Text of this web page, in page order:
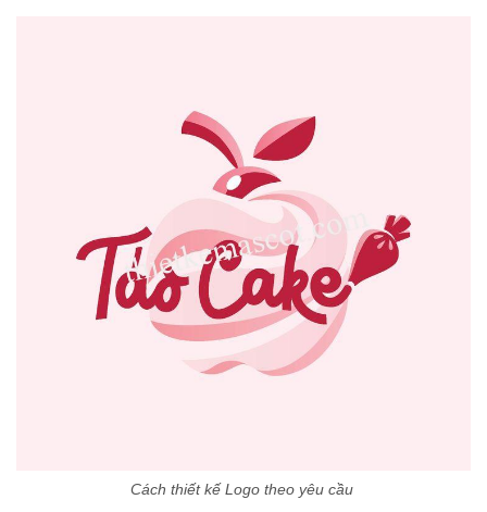
Cách thiết kế Logo theo yêu cầu